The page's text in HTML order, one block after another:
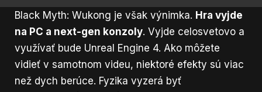
Black Myth: Wukong je však výnimka. Hra vyjde
na PC a next-gen konzoly. Vyjde celosvetovo a
využívať bude Unreal Engine 4. Ako môžete
vidieť v samotnom videu, niektoré efekty sú viac
než dych berúce. Fyzika vyzerá byť